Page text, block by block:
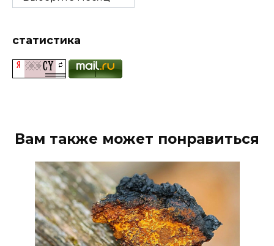
статистика
Вам также может понравиться